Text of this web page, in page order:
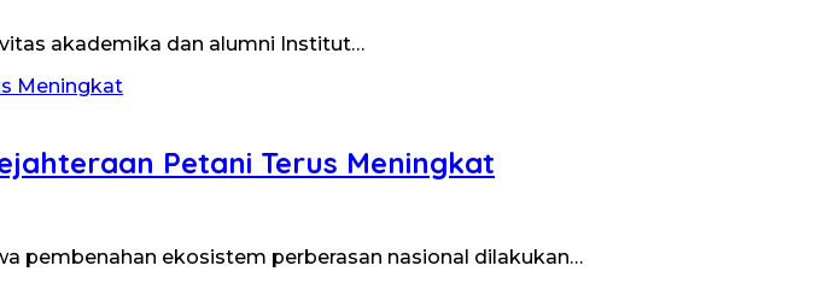
akademika dan alumni Institut…
Petani Terus Meningkat
pembenahan ekosistem perberasan nasional dilakukan…